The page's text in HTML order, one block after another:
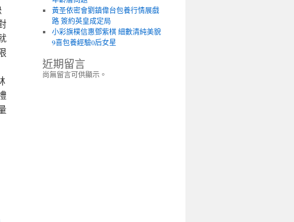
黃圣依密會劉鎮偉台包養行情展戲
路 簽約英皇成定局
小彩旗樸信惠鄧紫棋 細數清純美貌
9喜包養經驗0后女星
近期留言
尚無留言可供顯示。